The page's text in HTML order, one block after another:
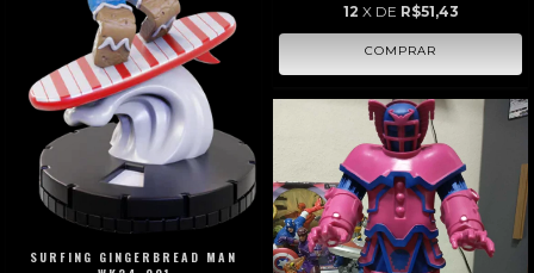
SURFING GINGERBREAD MAN
12 X DE R$51,43